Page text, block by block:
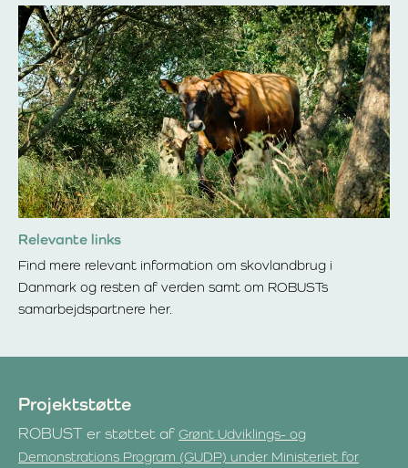
Relevante links
Find mere relevant information om skovlandbrug i
Danmark og resten af verden samt om ROBUSTs
samarbejdspartnere her.
Projektstøtte
ROBUST er støttet af Grønt Udviklings- og
Demonstrations Program (GUDP) under Ministeriet for